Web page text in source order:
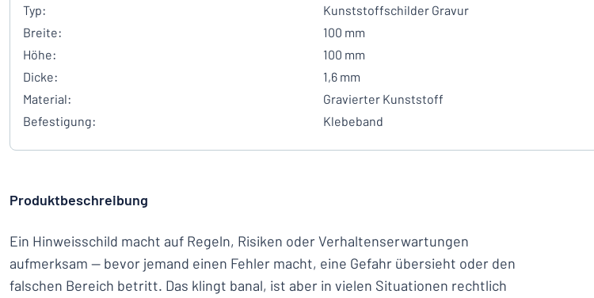
Typ:
Kunststoffschilder Gravur
Breite:
100 mm
Höhe:
100 mm
Dicke:
1,6 mm
Material:
Gravierter Kunststoff
Befestigung:
Klebeband
Produktbeschreibung
Ein Hinweisschild macht auf Regeln, Risiken oder Verhaltenserwartungen
aufmerksam — bevor jemand einen Fehler macht, eine Gefahr übersieht oder den
falschen Bereich betritt. Das klingt banal, ist aber in vielen Situationen rechtlich